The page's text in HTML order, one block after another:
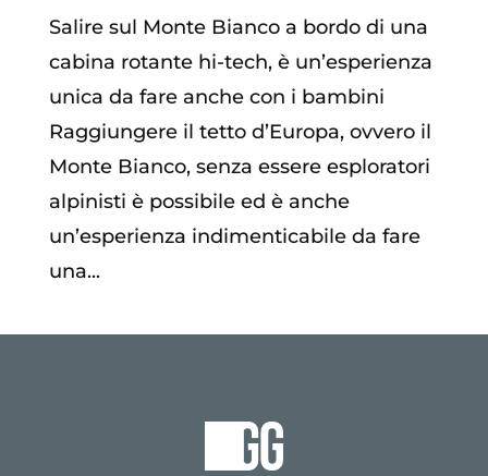
Salire sul Monte Bianco a bordo di una
cabina rotante hi-tech, è un’esperienza
unica da fare anche con i bambini
Raggiungere il tetto d’Europa, ovvero il
Monte Bianco, senza essere esploratori
alpinisti è possibile ed è anche
un’esperienza indimenticabile da fare
una...